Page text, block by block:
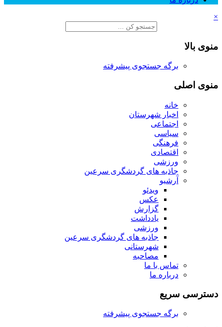
×
منوی بالا
برگه جستجوی پیشرفته
منوی اصلی
خانه
اخبار شهرستان
اجتماعی
سیاسی
فرهنگی
اقتصادی
ورزشی
جاذبه های گردشگری سرعین
آرشیو
ویدئو
عکس
گزارش
یادداشت
ورزشی
جاذبه های گردشگری سرعین
شهرستانی
مصاحبه
تماس با ما
درباره ما
دسترسی سریع
برگه جستجوی پیشرفته